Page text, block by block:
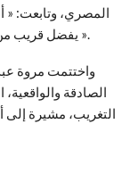
المصري، وتابعت: «
يفضل قريب من الناس… لازم نحاكي مجتمعنا مش نقلد حد تاني ».
واختتمت مروة عبد
الصادقة
التغريب، مشيرة إلى